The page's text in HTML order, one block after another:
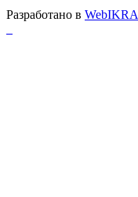
Разработано в WebIKRA